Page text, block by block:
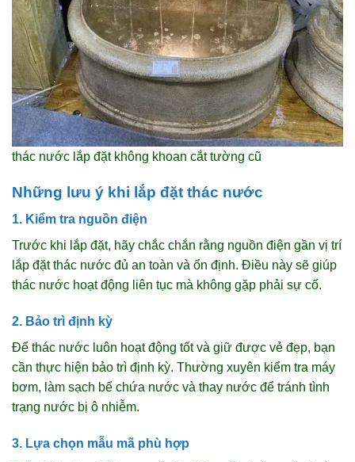
thác nước lắp đặt không khoan cắt tường cũ
Những lưu ý khi lắp đặt thác nước
1. Kiểm tra nguồn điện
Trước khi lắp đặt, hãy chắc chắn rằng nguồn điện gần vị trí
lắp đặt thác nước đủ an toàn và ổn định. Điều này sẽ giúp
thác nước hoạt động liên tục mà không gặp phải sự cố.
2. Bảo trì định kỳ
Để thác nước luôn hoạt động tốt và giữ được vẻ đẹp, bạn
cần thực hiện bảo trì định kỳ. Thường xuyên kiểm tra máy
bơm, làm sạch bể chứa nước và thay nước để tránh tình
trạng nước bị ô nhiễm.
3. Lựa chọn mẫu mã phù hợp